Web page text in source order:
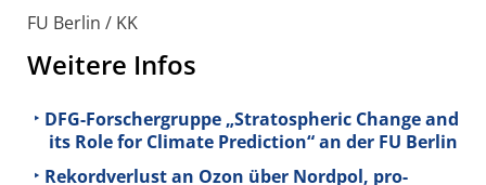
FU Berlin / KK
Weitere Infos
DFG-Forschergruppe „Stratospheric Change and
its Role for Climate Prediction“ an der FU Berlin
Rekordverlust an Ozon über Nordpol, pro-